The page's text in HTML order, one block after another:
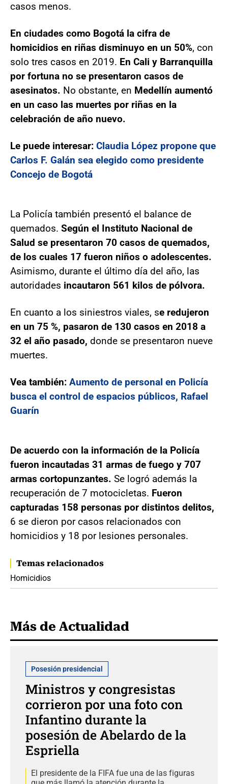
casos menos.
En ciudades como Bogotá la cifra de
homicidios en riñas disminuyo en un 50%, con
solo tres casos en 2019. En Cali y Barranquilla
por fortuna no se presentaron casos de
asesinatos. No obstante, en Medellín aumentó
en un caso las muertes por riñas en la
celebración de año nuevo.
Le puede interesar: Claudia López propone que
Carlos F. Galán sea elegido como presidente
Concejo de Bogotá
La Policía también presentó el balance de
quemados. Según el Instituto Nacional de
Salud se presentaron 70 casos de quemados,
de los cuales 17 fueron niños o adolescentes.
Asimismo, durante el último día del año, las
autoridades incautaron 561 kilos de pólvora.
En cuanto a los siniestros viales, se redujeron
en un 75 %, pasaron de 130 casos en 2018 a
32 el año pasado, donde se presentaron nueve
muertes.
Vea también: Aumento de personal en Policía
busca el control de espacios públicos, Rafael
Guarín
De acuerdo con la información de la Policía
fueron incautadas 31 armas de fuego y 707
armas cortopunzantes. Se logró además la
recuperación de 7 motocicletas. Fueron
capturadas 158 personas por distintos delitos,
6 se dieron por casos relacionados con
homicidios y 18 por lesiones personales.
Temas relacionados
Homicidios
Más de Actualidad
Posesión presidencial
Ministros y congresistas
corrieron por una foto con
Infantino durante la
posesión de Abelardo de la
Espriella
El presidente de la FIFA fue una de las figuras